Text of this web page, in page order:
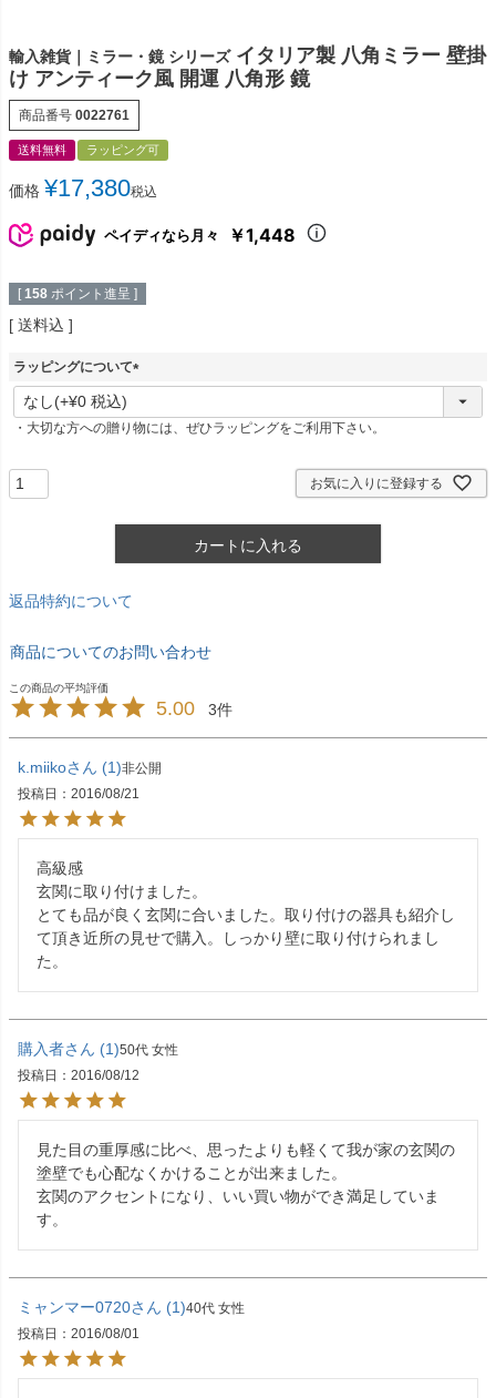
輸入雑貨｜ミラー・鏡 シリーズ イタリア製 八角ミラー 壁掛
け アンティーク風 開運 八角形 鏡
商品番号 0022761
送料無料 ラッピング可
価格 ¥17,380税込
ペイディなら月々 ￥1,448
[ 158 ポイント進呈 ]
送料込
ラッピングについて
(
須
・大切な方への贈り物には、ぜひラッピングをご利用下さい。
お気に入りに登録する
カートに入れる
返品特約について
商品についてのお問い合わせ
5.00 3
k.miiko 1 非公開
投稿日
2016/08/21
高級感
玄関に取り付けました。
とても品が良く玄関に合いました。取り付けの器具も紹介し
て頂き近所の見せで購入。しっかり壁に取り付けられまし
た。
購入者 1 50代 女性
投稿日
2016/08/12
見た目の重厚感に比べ、思ったよりも軽くて我が家の玄関の
塗壁でも心配なくかけることが出来ました。
玄関のアクセントになり、いい買い物ができ満足していま
す。
ミャンマー0720 1 40代 女性
投稿日
2016/08/01